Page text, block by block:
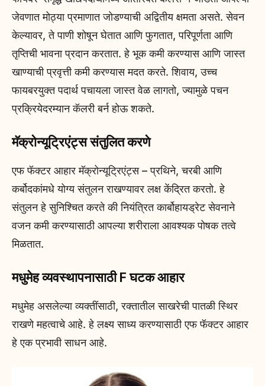
जेवणात मोठ्या प्रमाणात जोडण्याची अद्वितीय क्षमता असते. सेवन
केल्यावर, ते पाणी शोषून घेतात आणि फुगतात, परिपूर्णता आणि
तृप्तिची भावना प्रदान करतात. हे भूक कमी करण्यास आणि जास्त
खाण्याची प्रवृत्ती कमी करण्यास मदत करते. शिवाय, उच्च
फायबरयुक्त पदार्थ पचायला जास्त वेळ लागतो, ज्यामुळे पचन
प्रक्रियेदरम्यान कॅलरी बर्न होऊ शकते.
मॅक्रोन्यूट्रिएंट्स संतुलित करणे
एफ फॅक्टर आहार मॅक्रोन्यूट्रिएंट्स – प्रथिने, चरबी आणि
कर्बोदकांमधे योग्य संतुलन राखण्यावर लक्ष केंद्रित करतो. हे
संतुलन हे सुनिश्चित करते की नियंत्रित कार्बोहायड्रेट सेवनाने
वजन कमी करण्यासाठी आपल्या शरीराला आवश्यक पोषक तत्वे
मिळतात.
मधुमेह व्यवस्थापनासाठी F घटक आहार
मधुमेह असलेल्या व्यक्तींसाठी, रक्तातील साखरेची पातळी स्थिर
राखणे महत्वाचे आहे. हे लक्ष्य साध्य करण्यासाठी एफ फॅक्टर आहार
हे एक प्रभावी साधन आहे.